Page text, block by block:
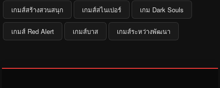
เกมส์สร้างสวนสนุก เกมส์สไนเปอร์ เกม Dark Souls
เกมส์ Red Alert เกมส์บาส เกมส์ระหว่างพัฒนา